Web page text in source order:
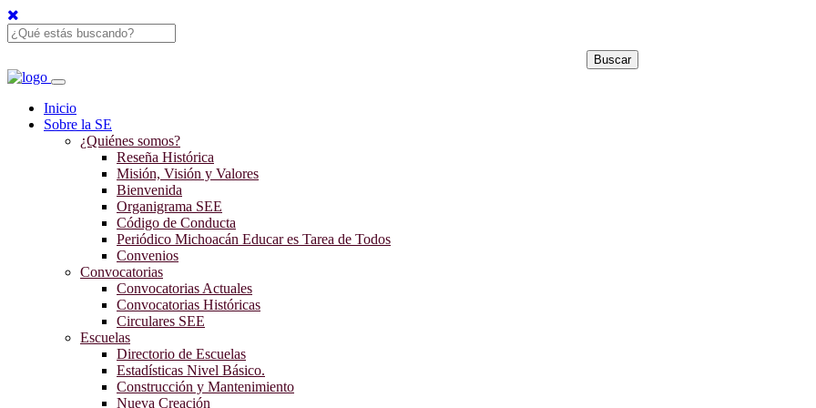
Inicio
Sobre la SE
¿Quiénes somos?
Reseña Histórica
Misión, Visión y Valores
Bienvenida
Organigrama SEE
Código de Conducta
Periódico Michoacán Educar es Tarea de Todos
Convenios
Convocatorias
Convocatorias Actuales
Convocatorias Históricas
Circulares SEE
Escuelas
Directorio de Escuelas
Estadísticas Nivel Básico.
Construcción y Mantenimiento
Nueva Creación